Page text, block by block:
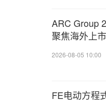
ARC Group
聚焦海外上
2026-08-05 10:00
FE电动方程